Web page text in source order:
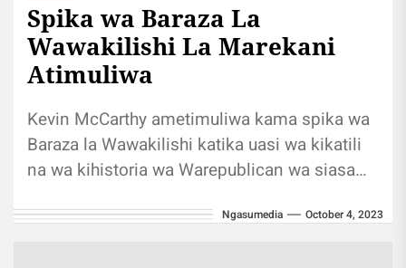
Spika wa Baraza La
Wawakilishi La Marekani
Atimuliwa
Kevin McCarthy ametimuliwa kama spika wa
Baraza la Wawakilishi katika uasi wa kikatili
na wa kihistoria wa Warepublican wa siasa
Ngasumedia October 4, 2023